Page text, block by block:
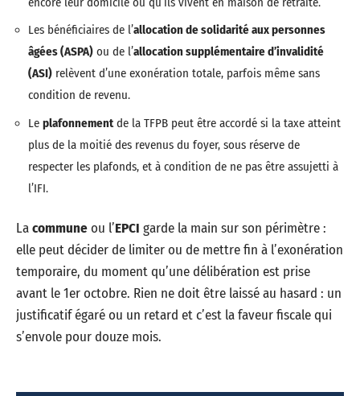
Les bénéficiaires de l’allocation de solidarité aux personnes
âgées (ASPA) ou de l’allocation supplémentaire d’invalidité
(ASI) relèvent d’une exonération totale, parfois même sans
condition de revenu.
Le plafonnement de la TFPB peut être accordé si la taxe atteint
plus de la moitié des revenus du foyer, sous réserve de
respecter les plafonds, et à condition de ne pas être assujetti à
l’IFI.
Lacommuneou l’EPCI garde la main sur son périmètre :
elle peut décider de limiter ou de mettre fin à l’exonération
temporaire, du moment qu’une délibération est prise
avant le 1er octobre. Rien ne doit être laissé au hasard : un
justificatif égaré ou un retard et c’est la faveur fiscale qui
s’envole pour douze mois.